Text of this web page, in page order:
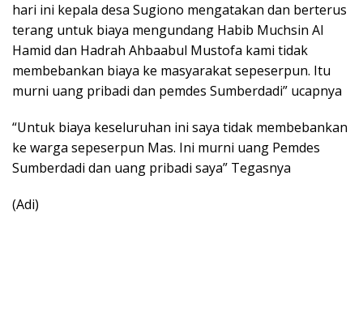
hari ini kepala desa Sugiono mengatakan dan berterus
terang untuk biaya mengundang Habib Muchsin Al
Hamid dan Hadrah Ahbaabul Mustofa kami tidak
membebankan biaya ke masyarakat sepeserpun. Itu
murni uang pribadi dan pemdes Sumberdadi” ucapnya
“Untuk biaya keseluruhan ini saya tidak membebankan
ke warga sepeserpun Mas. Ini murni uang Pemdes
Sumberdadi dan uang pribadi saya” Tegasnya
(Adi)